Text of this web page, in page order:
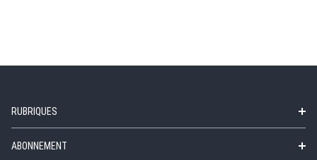
RUBRIQUES
ABONNEMENT